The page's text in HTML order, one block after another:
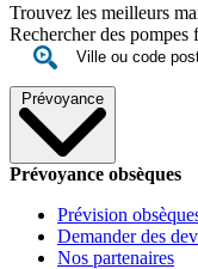
Trouvez les meilleurs
Rechercher des
Prévoyance
Prévoyance obsèques
Prévision
Demander des
Nos partenaires